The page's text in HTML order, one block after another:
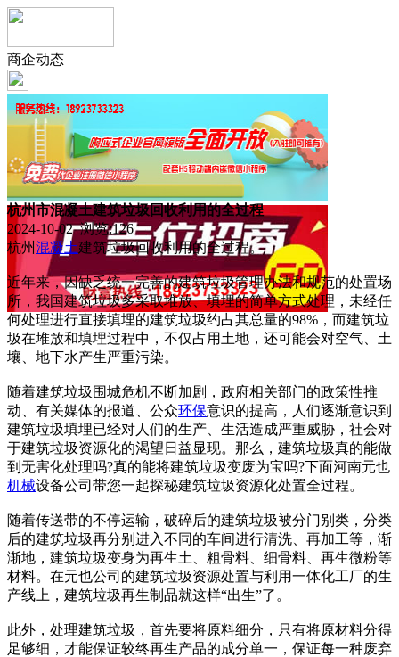
商企动态
杭州市混凝土建筑垃圾回收利用的全过程
2024-10-02 浏览:126
杭州混凝土建筑垃圾回收利用的全过程。
近年来，因缺乏统一完善的建筑垃圾管理办法和规范的处置场
所，我国建筑垃圾多采取堆放、填埋的简单方式处理，未经任
何处理进行直接填埋的建筑垃圾约占其总量的98%，而建筑垃
圾在堆放和填埋过程中，不仅占用土地，还可能会对空气、土
壤、地下水产生严重污染。
随着建筑垃圾围城危机不断加剧，政府相关部门的政策性推
动、有关媒体的报道、公众环保意识的提高，人们逐渐意识到
建筑垃圾填埋已经对人们的生产、生活造成严重威胁，社会对
于建筑垃圾资源化的渴望日益显现。那么，建筑垃圾真的能做
到无害化处理吗?真的能将建筑垃圾变废为宝吗?下面河南元也
机械设备公司带您一起探秘建筑垃圾资源化处置全过程。
随着传送带的不停运输，破碎后的建筑垃圾被分门别类，分类
后的建筑垃圾再分别进入不同的车间进行清洗、再加工等，渐
渐地，建筑垃圾变身为再生土、粗骨料、细骨料、再生微粉等
材料。在元也公司的建筑垃圾资源处置与利用一体化工厂的生
产线上，建筑垃圾再生制品就这样“出生”了。
此外，处理建筑垃圾，首先要将原料细分，只有将原材料分得
足够细，才能保证较终再生产品的成分单一，保证每一种废弃